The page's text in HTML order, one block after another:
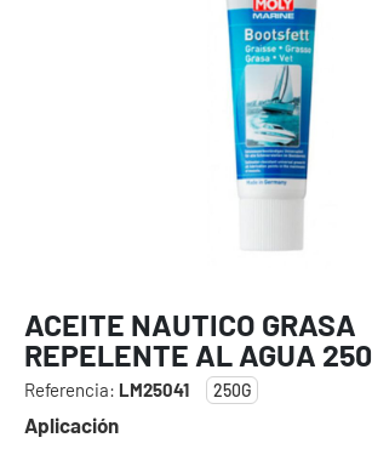
ACEITE NAUTICO GRASA
REPELENTE AL AGUA
Referencia: LM25041 250G
Aplicación